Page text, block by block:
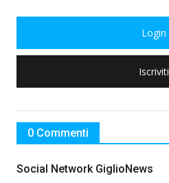
Login
Iscriviti
0 Commenti
Social Network GiglioNews